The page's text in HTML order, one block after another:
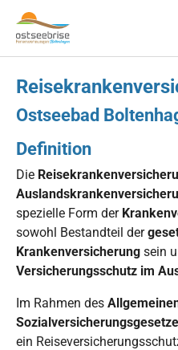
Skip to main navigation
Zum Hauptinhalt springen
Skip to page footer
Ostseebad
Definition
Die
spezielle Form der
sowohl Bestandteil der
Krankenversicherung sein
Versicherungsschutz im
Im Rahmen des
ein